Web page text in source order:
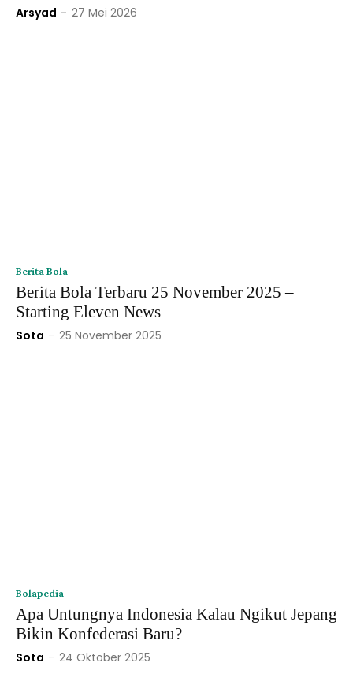
Arsyad - 27 Mei 2026
Berita Bola
Berita Bola Terbaru 25 November 2025 –
Starting Eleven News
Sota - 25 November 2025
Bolapedia
Apa Untungnya Indonesia Kalau Ngikut Jepang
Bikin Konfederasi Baru?
Sota - 24 Oktober 2025